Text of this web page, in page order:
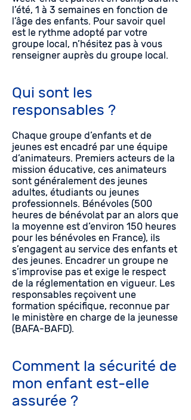
l’été, 1 à 3 semaines en fonction de
l’âge des enfants. Pour savoir quel
est le rythme adopté par votre
groupe local, n’hésitez pas à vous
renseigner auprès du groupe local.
Qui sont les
responsables ?
Chaque groupe d’enfants et de
jeunes est encadré par une équipe
d’animateurs. Premiers acteurs de la
mission éducative, ces animateurs
sont généralement des jeunes
adultes, étudiants ou jeunes
professionnels. Bénévoles (500
heures de bénévolat par an alors que
la moyenne est d’environ 150 heures
pour les bénévoles en France), ils
s’engagent au service des enfants et
des jeunes. Encadrer un groupe ne
s’improvise pas et exige le respect
de la réglementation en vigueur. Les
responsables reçoivent une
formation spécifique, reconnue par
le ministère en charge de la jeunesse
(BAFA-BAFD).
Comment la sécurité de
mon enfant est-elle
assurée ?